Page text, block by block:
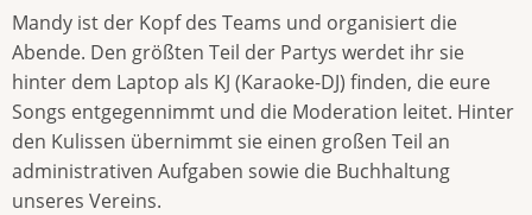
Mandy ist der Kopf des Teams und organisiert die
Abende. Den größten Teil der Partys werdet ihr sie
hinter dem Laptop als KJ (Karaoke-DJ) finden, die eure
Songs entgegennimmt und die Moderation leitet. Hinter
den Kulissen übernimmt sie einen großen Teil an
administrativen Aufgaben sowie die Buchhaltung
unseres Vereins.